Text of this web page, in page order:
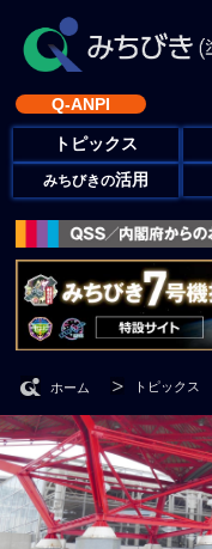
Q-ANPI
トピックス
みちびきの活用
ホーム トピックス